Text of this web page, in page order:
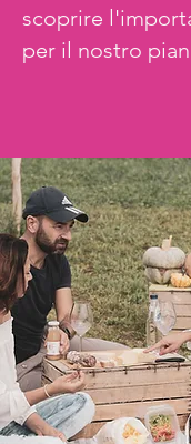
scoprire
per il nostro